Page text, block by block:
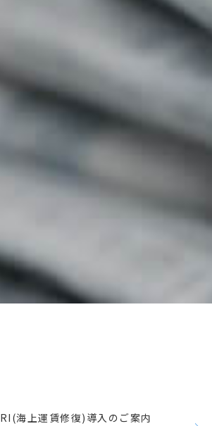
海上運賃修復)導入のご案内